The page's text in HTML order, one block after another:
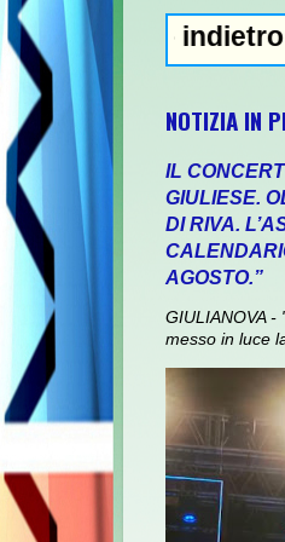
della
NOTIZIA IN
IL
GIULIESE.
DI RIVA.
AGOSTO.”
GIULIANOVA
messo in luce